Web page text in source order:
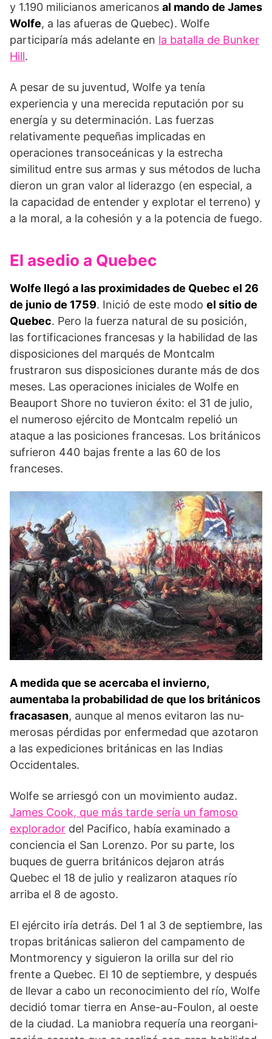
y 1.190 milicianos americanos al mando de James
Wolfe, a las afueras de Quebec). Wolfe
participaría más adelante en la batalla de Bunker
Hill.
A pesar de su juventud, Wolfe ya tenía
experiencia y una mere­cida reputación por su
energía y su determinación. Las fuerzas
relativamente pequeñas implicadas en
operaciones transoceánicas y la estrecha
similitud entre sus armas y sus métodos de lucha
dieron un gran valor al liderazgo (en especial, a
la capacidad de entender y explotar el terreno) y
a la moral, a la co­hesión y a la potencia de fuego.
El asedio a Quebec
Wolfe llegó a las proximidades de Quebec el 26
de junio de 1759. Inició de este modo el sitio de
Quebec. Pero la fuerza natural de su posición,
las for­tificaciones francesas y la habilidad de las
dispo­siciones del marqués de Montcalm
frustraron sus disposiciones durante más de dos
meses. Las opera­ciones iniciales de Wolfe en
Beauport Shore no tu­vieron éxito: el 31 de julio,
el numeroso ejército de Montcalm repelió un
ataque a las posiciones francesas. Los británicos
sufrieron 440 bajas frente a las 60 de los
franceses.
A medida que se acercaba el in­vierno,
aumentaba la probabilidad de que los britá­nicos
fracasasen, aunque al menos evitaron las nu­
merosas pérdidas por enfermedad que azotaron
a las expediciones británicas en las Indias
Occidentales.
Wolfe se arriesgó con un movimiento audaz.
James Cook, que más tarde sería un famoso
explora­dor del Pacifico, había examinado a
conciencia el San Lorenzo. Por su parte, los
buques de guerra británi­cos dejaron atrás
Quebec el 18 de julio y realizaron ata­ques río
arriba el 8 de agosto.
El ejército iría detrás. Del 1 al 3 de septiembre, las
tropas británicas salieron del campamento de
Montmorency y siguieron la ori­lla sur del rio
frente a Quebec. El 10 de septiembre, y después
de llevar a cabo un reconocimiento del río, Wolfe
decidió tomar tierra en Anse-au-Foulon, al oes­te
de la ciudad. La maniobra requería una reorgani­